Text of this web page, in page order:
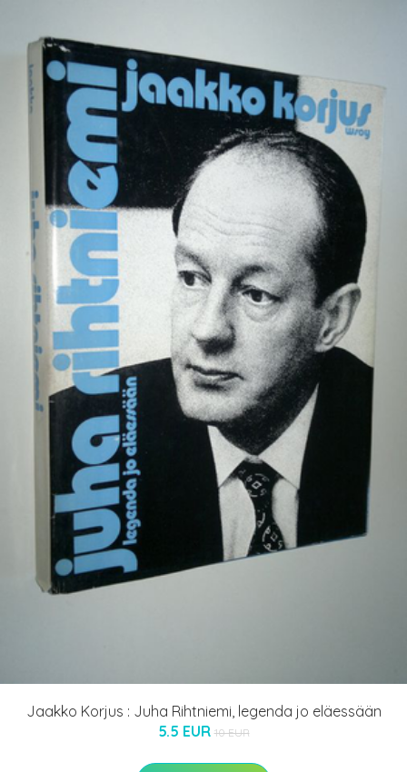
Jaakko Korjus : Juha Rihtniemi, legenda jo eläessään
5.5 EUR 10 EUR